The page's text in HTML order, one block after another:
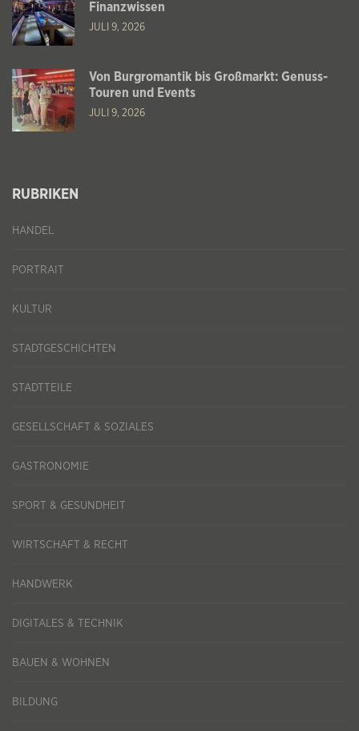
Finanzwissen
JULI 9, 2026
Von Burgromantik bis Großmarkt: Genuss-
Touren und Events
JULI 9, 2026
RUBRIKEN
HANDEL
PORTRAIT
KULTUR
STADTGESCHICHTEN
STADTTEILE
GESELLSCHAFT & SOZIALES
GASTRONOMIE
SPORT & GESUNDHEIT
WIRTSCHAFT & RECHT
HANDWERK
DIGITALES & TECHNIK
BAUEN & WOHNEN
BILDUNG